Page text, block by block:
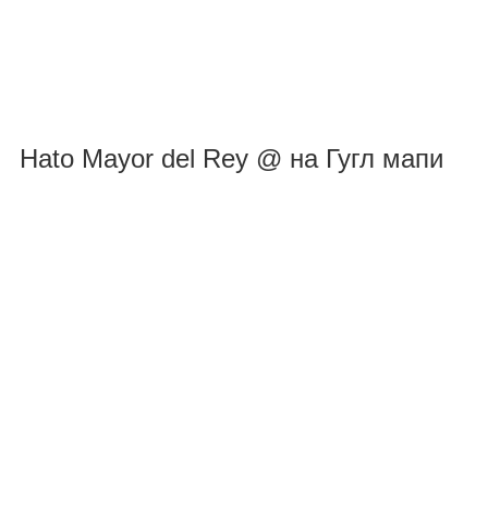
Hato Mayor del Rey @ на Гугл мапи